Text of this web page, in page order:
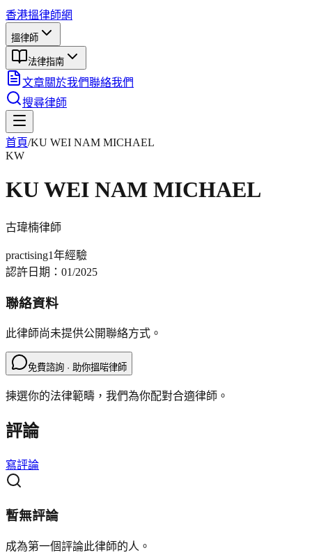
香港搵律師網
搵律師
法律指南
文章關於我們聯絡我們
搜尋律師
首頁/KU WEI NAM MICHAEL
KW
KU WEI NAM MICHAEL
古瑋楠律師
practising1年經驗
認許日期： 01/2025
聯絡資料
此律師尚未提供公開聯絡方式。
免費諮詢 · 助你搵啱律師
揀選你的法律範疇，我們為你配對合適律師。
評論
寫評論
暫無評論
成為第一個評論此律師的人。